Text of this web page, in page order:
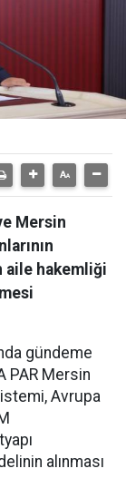
Mersin
aile hakemliği
gündeme
PAR Mersin
Avrupa
alınması